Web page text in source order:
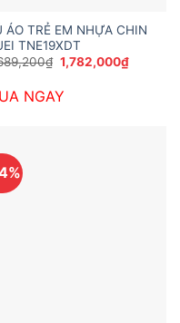
ÁO TRẺ EM NHỰA CHIN
TNE19XDT
₫ Giá
gốc
2,689,200₫.
1,782,000₫Giá
hiện
NGAY